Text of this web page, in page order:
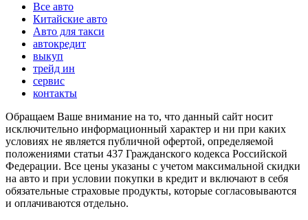
Все авто
Китайские авто
Авто для такси
автокредит
выкуп
трейд ин
сервис
контакты
Обращаем Ваше внимание на то, что данный сайт носит
исключительно информационный характер и ни при каких
условиях не является публичной офертой, определяемой
положениями статьи 437 Гражданского кодекса Российской
Федерации. Все цены указаны с учетом максимальной скидки
на авто и при условии покупки в кредит и включают в себя
обязательные страховые продукты, которые согласовываются
и оплачиваются отдельно.